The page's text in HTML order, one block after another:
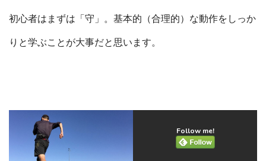
初心者はまずは「守」。基本的（合理的）な動作をしっか
りと学ぶことが大事だと思います。
Follow me!